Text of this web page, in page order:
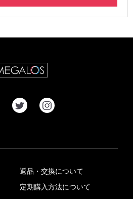
返品・交換について
定期購入方法について